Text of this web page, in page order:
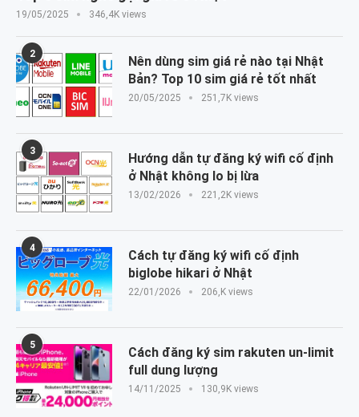
19/05/2025 346,4K views
2
Nên dùng sim giá rẻ nào tại Nhật
Bản? Top 10 sim giá rẻ tốt nhất
20/05/2025 251,7K views
3
Hướng dẫn tự đăng ký wifi cố định
ở Nhật không lo bị lừa
13/02/2026 221,2K views
4
Cách tự đăng ký wifi cố định
biglobe hikari ở Nhật
22/01/2026 206,K views
5
Cách đăng ký sim rakuten un-limit
full dung lượng
14/11/2025 130,9K views